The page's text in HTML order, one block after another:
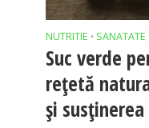
NUTRITIE • SANATATE
Suc verde
rețetă
și